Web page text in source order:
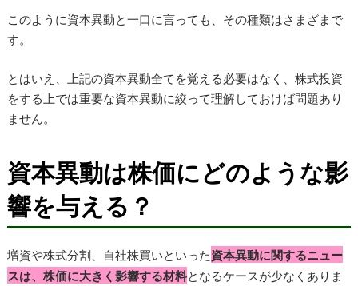
このように資本異動と一口に言っても、その種類はさまざまで
す。
とはいえ、上記の資本異動全てを覚える必要はなく、株式投資
をする上では重要な資本異動に絞って理解しておけば問題あり
ません。
資本異動は株価にどのような影
響を与える？
増資や株式分割、自社株買いといった資本異動に関するニュー
スは、株価に大きく影響する材料となるケースが少なくありま